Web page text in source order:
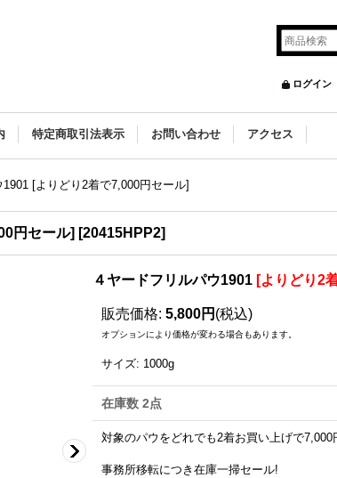
ログイン
特定商取引法表示 お問い合わせ アクセス
1901 [よりどり2着で7,000円セール]
円セール] [20415HPP2]
４ヤードフリルパウ1901 [よりどり2
販売価格: 5,800円 (税込)
オプションにより価格が変わる場合もあります。
サイズ: 1000g
在庫数 2点
対象のパウをどれでも2着お買い上げで7,000
事務所移転につき在庫一掃セール!